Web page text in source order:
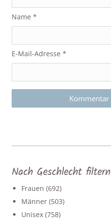
Name*
E-Mail-Adresse*
Nach Geschlecht filtern
Frauen (692)
Männer (503)
Unisex (758)